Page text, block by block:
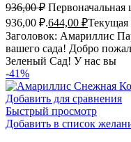
936,00₽ Первоначальная
936,00 ₽.644,00 ₽Текущая
Заголовок: Амариллис
вашего сада! Добро
Зеленый Сад! У нас вы
-41%
Добавить для сравнения
Быстрый просмотр
Добавить в список